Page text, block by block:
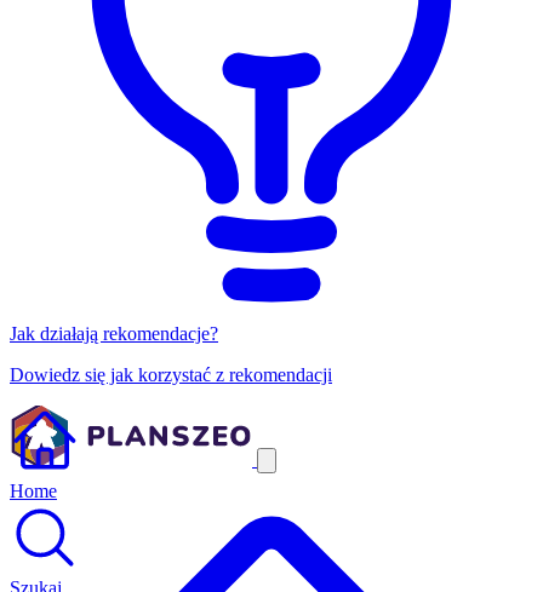
Jak działają rekomendacje?
Dowiedz się jak korzystać z rekomendacji
Home
Szukaj